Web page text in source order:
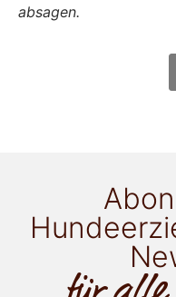
absagen.